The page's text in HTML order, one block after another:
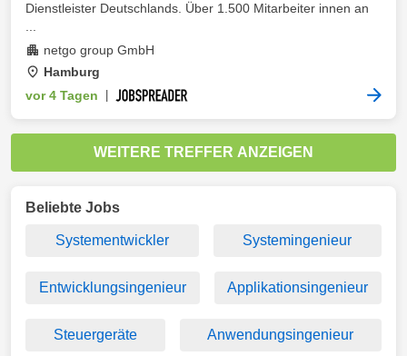
Dienstleister Deutschlands. Über 1.500 Mitarbeiter innen an
netgo group GmbH
Hamburg
vor 4 Tagen
WEITERE TREFFER ANZEIGEN
Beliebte Jobs
Systementwickler Systemingenieur
Entwicklungsingenieur Applikationsingenieur
Steuergeräte Anwendungsingenieur